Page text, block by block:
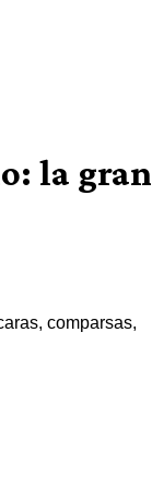
la gran
comparsas,